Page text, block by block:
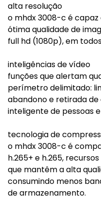
alta resolução
o mhdx 3008-c é
ótima qualidade de
full hd (1080p), em
inteligências de vídeo
funções que alertam
perímetro delimitado:
abandono e retirada
inteligente de pessoas
tecnologia de
o mhdx 3008-c é
h.265+ e h.265,
que mantêm a alta
consumindo menos
de armazenamento.